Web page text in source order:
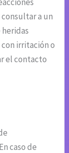
a un
irritación o
el contacto
caso de